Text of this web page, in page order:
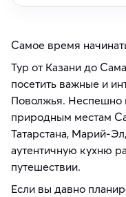
Самое время
Тур от Казани до
посетить важные и
Поволжья. Неспешно
природным местам
Татарстана, Марий-
аутентичную кухню
путешествии.
Если вы давно